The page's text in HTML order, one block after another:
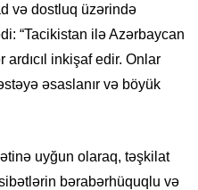
və dostluq üzərində
“Tacikistan ilə Azərbaycan
inkişaf edir. Onlar
əsaslanır və böyük
uyğun olaraq, təşkilat
bərabərhüquqlu və